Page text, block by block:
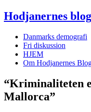
Hodjanernes blog
Danmarks demografi
Fri diskussion
HJEM
Om Hodjanernes
“Kriminaliteten
Mallorca”